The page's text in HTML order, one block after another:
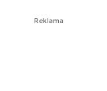
Reklama